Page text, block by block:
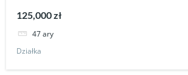
125,000 zł
47 ary
Działka